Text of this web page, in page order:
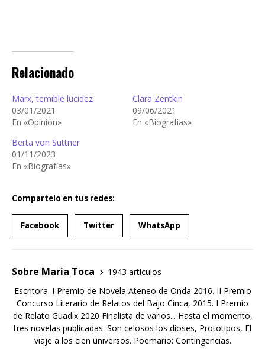
Relacionado
Marx, temible lucidez
03/01/2021
En «Opinión»
Clara Zentkin
09/06/2021
En «Biografías»
Berta von Suttner
01/11/2023
En «Biografías»
Compartelo en tus redes:
Facebook Twitter WhatsApp
Sobre Maria Toca
1943 artículos
Escritora. I Premio de Novela Ateneo de Onda 2016. II Premio
Concurso Literario de Relatos del Bajo Cinca, 2015. I Premio
de Relato Guadix 2020 Finalista de varios... Hasta el momento,
tres novelas publicadas: Son celosos los dioses, Prototipos, El
viaje a los cien universos. Poemario: Contingencias.